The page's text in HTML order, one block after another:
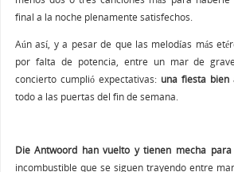
final a la noche plenamente satisfechos.
Aún así, y a pesar de que las melodías más
por falta de potencia, entre un mar de
concierto cumplió expectativas: una fiesta bien
todo a las puertas del fin de semana.
Die Antwoord han vuelto y tienen mecha
incombustible que se siguen trayendo entre